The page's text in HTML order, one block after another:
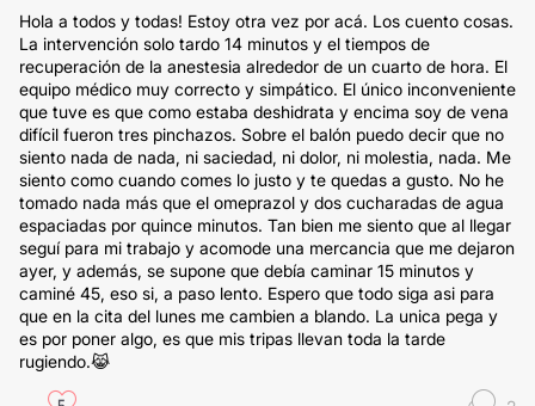
Hola a todos y todas! Estoy otra vez por acá. Los cuento cosas.
La intervención solo tardo 14 minutos y el tiempos de
recuperación de la anestesia alrededor de un cuarto de hora. El
equipo médico muy correcto y simpático. El único inconveniente
que tuve es que como estaba deshidrata y encima soy de vena
difícil fueron tres pinchazos. Sobre el balón puedo decir que no
siento nada de nada, ni saciedad, ni dolor, ni molestia, nada. Me
siento como cuando comes lo justo y te quedas a gusto. No he
tomado nada más que el omeprazol y dos cucharadas de agua
espaciadas por quince minutos. Tan bien me siento que al llegar
seguí para mi trabajo y acomode una mercancia que me dejaron
ayer, y además, se supone que debía caminar 15 minutos y
caminé 45, eso si, a paso lento. Espero que todo siga asi para
que en la cita del lunes me cambien a blando. La unica pega y
es por poner algo, es que mis tripas llevan toda la tarde
rugiendo.😹